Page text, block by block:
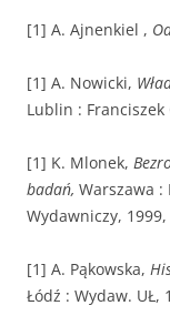
[1] A. Ajnenkiel ,
[1] A. Nowicki,
Lublin : Franciszek
[1] K. Mlonek,
badań, Warszawa :
Wydawniczy, 1999,
[1] A. Pąkowska,
Łódź : Wydaw. UŁ,